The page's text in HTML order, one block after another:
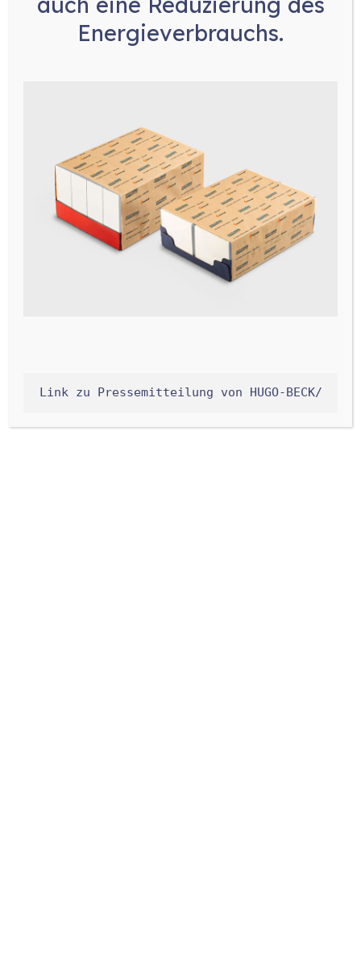
Energieverbrauchs.
Link zu Pressemitteilung von HUGO-BECK/